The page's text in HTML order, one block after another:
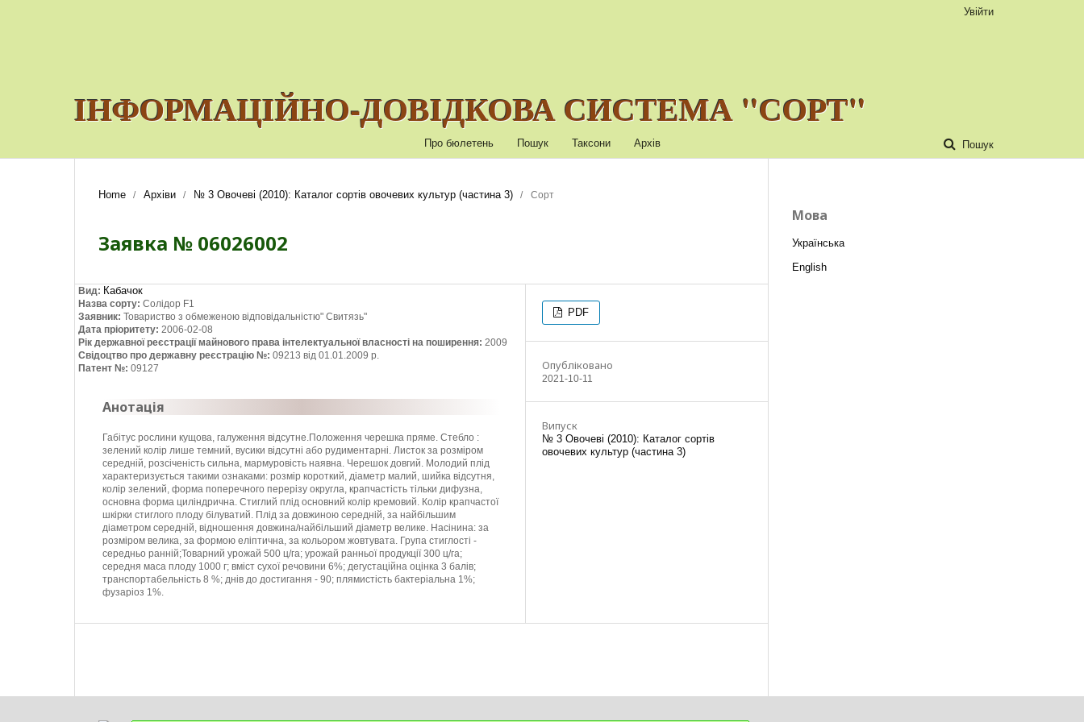
ІНФОРМАЦІЙНО-ДОВІДКОВА СИСТЕМА "СОРТ"
Про бюлетень Пошук Таксони Архів Пошук
Увійти
Home / Архіви / № 3 Овочеві (2010): Каталог сортів овочевих культур (частина 3) / Сорт
Заявка № 06026002
Вид: Кабачок
Назва сорту: Солідор F1
Заявник: Товариство з обмеженою відповідальністю" Свитязь"
Дата пріоритету: 2006-02-08
Рік державної реєстрації майнового права інтелектуальної власності на поширення: 2009
Свідоцтво про державну реєстрацію №: 09213 від 01.01.2009 р.
Патент №: 09127
Анотація
Габітус рослини кущова, галуження відсутне.Положення черешка пряме. Стебло :
зелений колір лише темний, вусики відсутні або рудиментарні. Листок за розміром
середній, розсіченість сильна, мармуровість наявна. Черешок довгий. Молодий плід
характеризується такими ознаками: розмір короткий, діаметр малий, шийка відсутня,
колір зелений, форма поперечного перерізу округла, крапчастість тільки дифузна,
основна форма циліндрична. Стиглий плід основний колір кремовий. Колір крапчастої
шкірки стиглого плоду білуватий. Плід за довжиною середній, за найбільшим
діаметром середній, відношення довжина/найбільший діаметр велике. Насінина: за
розміром велика, за формою еліптична, за кольором жовтувата. Група стиглості -
середньо ранній;Товарний урожай 500 ц/га; урожай ранньої продукції 300 ц/га;
середня маса плоду 1000 г; вміст сухої речовини 6%; дегустаційна оцінка 3 балів;
транспортабельність 8 %; днів до достигання - 90; плямистість бактеріальна 1%;
фузаріоз 1%.
PDF
Опубліковано
2021-10-11
Випуск
№ 3 Овочеві (2010): Каталог сортів
овочевих культур (частина 3)
Мова
Українська
English